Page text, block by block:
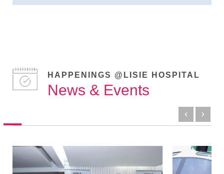
HAPPENINGS @LISIE HOSPITAL
News & Events